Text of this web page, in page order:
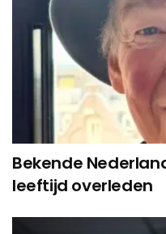
Bekende
leeftijd overleden